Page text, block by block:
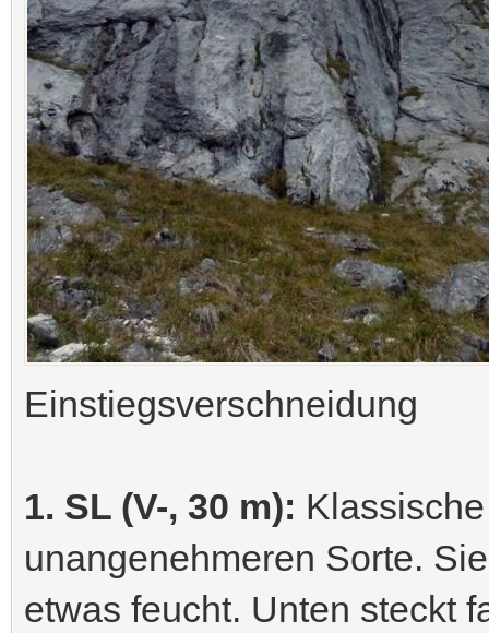
Einstiegsverschneidung
1. SL (V-, 30 m):
unangenehmeren Sorte.
etwas feucht. Unten steckt